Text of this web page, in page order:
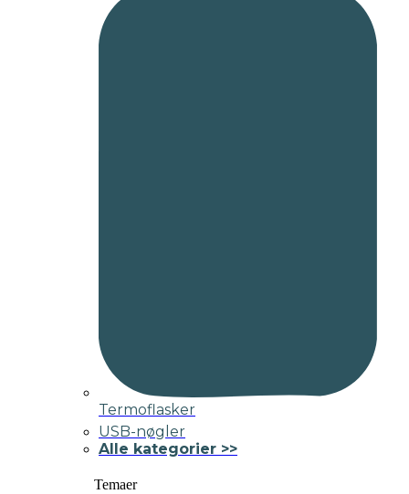
Termoflasker
USB-nøgler
Alle kategorier >>
Temaer